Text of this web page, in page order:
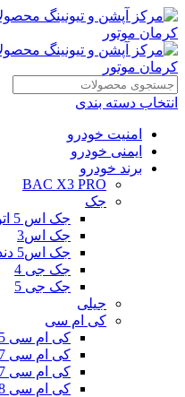
انتخاب دسته بندی
امنیت خودرو
ایمنی خودرو
برند خودرو
BAC X3 PRO
جک
جک اس 5 اتومات
جک اس3
جک اس5 دنده ای
جک جی 4
جک جی 5
جیلی
کی ام سی
کی ام سی A5
کی ام سی J7
کی ام سی K7
کی ام سی T8